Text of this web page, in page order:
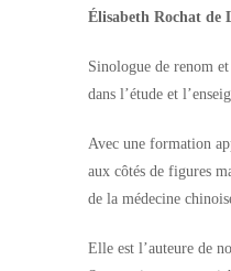
Élisabeth Rochat de
Sinologue de renom
dans l’étude et
Avec une formation
aux côtés de figures
de la médecine
Elle est l’auteure de